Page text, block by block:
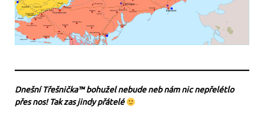
Dnešní Třešnička™ bohužel nebude neb nám nic nepřelétlo
přes nos! Tak zas jindy přátelé